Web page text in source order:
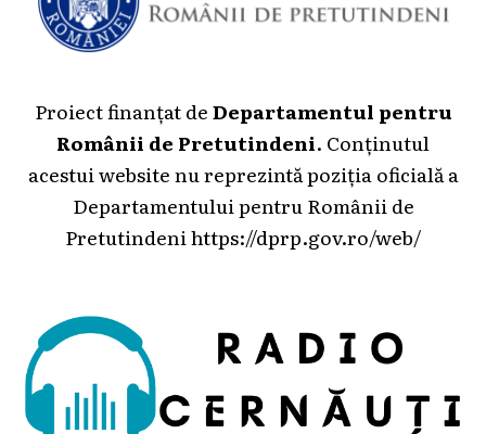
Proiect finanțat deDepartamentul pentru
Românii de Pretutindeni. Conținutul
acestui website nu reprezintă poziția oficială a
Departamentului pentru Românii de
Pretutindenihttps://dprp.gov.ro/web/